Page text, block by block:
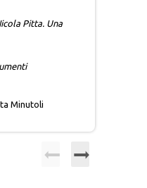
Pitta. Una
Minutoli